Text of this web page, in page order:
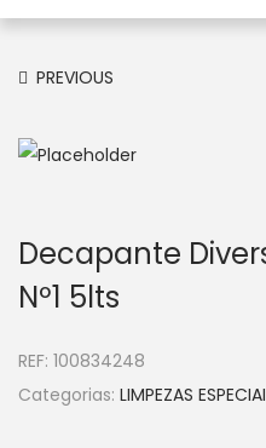
PREVIOUS
Decapante
Nº1 5lts
REF: 100834248
Categorias: LIMPEZAS